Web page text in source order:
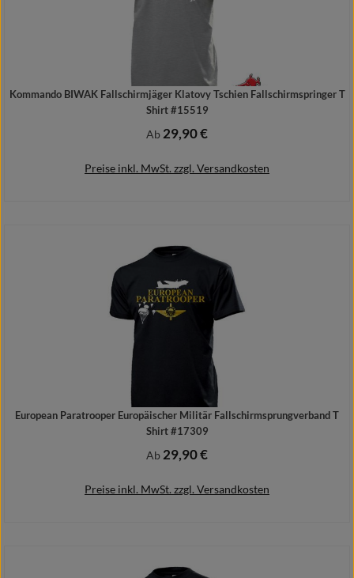
Kommando BIWAK Fallschirmjäger Klatovy Tschien Fallschirmspringer T
Shirt #15519
Regulärer Preis:
Ab 29,90 €
Preise inkl. MwSt. zzgl. Versandkosten
Details
European Paratrooper Europäischer Militär Fallschirmsprungverband T
Shirt #17309
Regulärer Preis:
Ab 29,90 €
Preise inkl. MwSt. zzgl. Versandkosten
Details